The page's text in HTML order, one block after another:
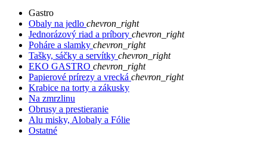
Gastro
Obaly na jedlo chevron_right
Jednorázový riad a príbory chevron_right
Poháre a slamky chevron_right
Tašky, sáčky a servítky chevron_right
EKO GASTRO chevron_right
Papierové prírezy a vrecká chevron_right
Krabice na torty a zákusky
Na zmrzlinu
Obrusy a prestieranie
Alu misky, Alobaly a Fólie
Ostatné